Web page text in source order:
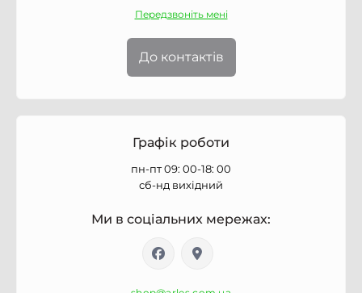
Передзвоніть мені
До контактів
Графік роботи
пн-пт 09: 00-18: 00
сб-нд вихідний
Ми в соціальних мережах: